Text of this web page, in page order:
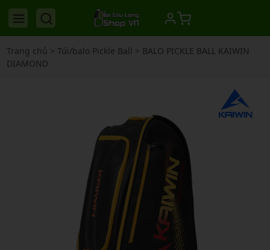
Trang chủ > Túi/balo Pickle Ball > BALO PICKLE BALL KAIWIN
DIAMOND